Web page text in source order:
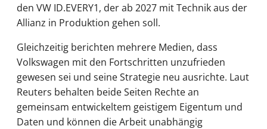
den VW ID.EVERY1, der ab 2027 mit Technik aus der
Allianz in Produktion gehen soll.
Gleichzeitig berichten mehrere Medien, dass
Volkswagen mit den Fortschritten unzufrieden
gewesen sei und seine Strategie neu ausrichte. Laut
Reuters behalten beide Seiten Rechte an
gemeinsam entwickeltem geistigem Eigentum und
Daten und können die Arbeit unabhängig